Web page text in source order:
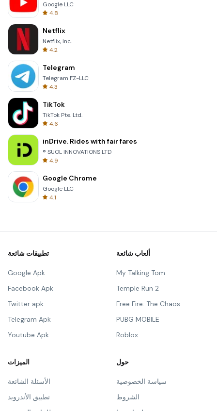
Google LLC
4.8
Netflix
Netflix, Inc.
4.2
Telegram
Telegram FZ-LLC
4.3
TikTok
TikTok Pte. Ltd.
4.6
inDrive. Rides with fair fares
® SUOL INNOVATIONS LTD
4.9
Google Chrome
Google LLC
4.1
تطبيقات شائعة
Google Apk
Facebook Apk
Twitter apk
Telegram Apk
Youtube Apk
ألعاب شائعة
My Talking Tom
Temple Run 2
Free Fire: The Chaos
PUBG MOBILE
Roblox
الميزات
الأسئلة الشائعة
تطبيق الأندرويد
حول
سياسة الخصوصية
الشروط